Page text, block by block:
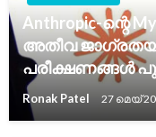
Anthropic-ന്റെ
അതീവ
പരീക്ഷണങ്ങൾ
Ronak Patel 27 മെയ്‌